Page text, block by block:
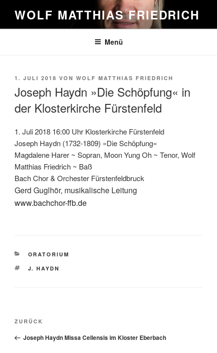
Inhalt
springen
WOLF MATTHIAS FRIEDRICH
Menü
VERÖFFENTLICHT
1. JULI 2018 VON WOLF MATTHIAS FRIEDRICH
Joseph Haydn »Die Schöpfung« in
der Klosterkirche Fürstenfeld
1. Juli 2018 16:00 Uhr Klosterkirche Fürstenfeld
Joseph Haydn (1732-1809) »Die Schöpfung«
Magdalene Harer ~ Sopran, Moon Yung Oh ~ Tenor, Wolf
Matthias Friedrich ~ Baß
Bach Chor & Orchester Fürstenfeldbruck
Gerd Guglhör, musikalische Leitung
www.bachchor-ffb.de
KATEGORIEN
ORATORIUM
SCHLAGWÖRTER
J. HAYDN
Beitragsnavigation
Vorheriger
Beitrag
ZURÜCK
Joseph Haydn Missa Cellensis im Kloster Eberbach